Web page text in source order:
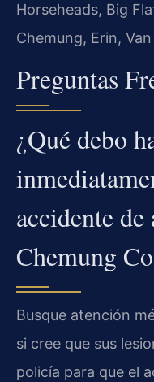
Horseheads, Big
Chemung, Erin,
Preguntas
¿Qué debo
accidente
Chemung
Busque atención
si cree que sus
policía para que el